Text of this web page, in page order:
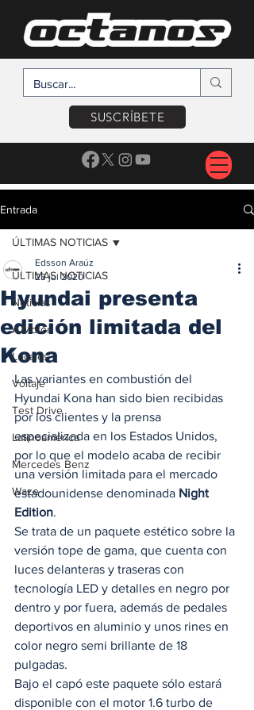
SUSCRÍBETE
Entrada
ÚLTIMAS NOTICIAS
Noticias
A Motor
Locales
Voltaje
Test Drive
Latinoamérica
Mercedes Benz
Waze
ÚLTIMAS NOTICIAS
Hyundai presenta
edición limitada del
Kona
Edsson Araúz
23 jul 2020
Las variantes en combustión del
Hyundai Kona han sido bien recibidas
por los clientes y la prensa
especializada en los Estados Unidos,
por lo que el modelo acaba de recibir
una versión limitada para el mercado
estadounidense denominada Night
Edition.
Se trata de un paquete estético sobre la
versión tope de gama, que cuenta con
luces delanteras y traseras con
tecnología LED y detalles en negro por
dentro y por fuera, además de pedales
deportivos en aluminio y unos rines en
color negro semi brillante de 18
pulgadas.
Bajo el capó este paquete sólo estará
disponible con el motor 1.6 turbo de